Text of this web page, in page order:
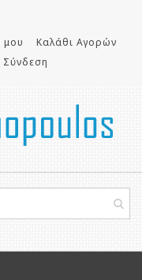
μου
Καλάθι Αγορών
Σύνδεση